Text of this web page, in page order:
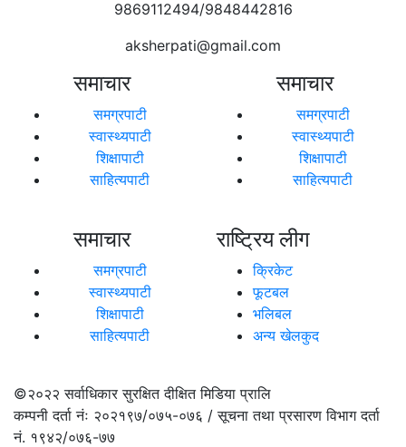
9869112494/9848442816
aksherpati@gmail.com
समाचार
समग्रपाटी
स्वास्थ्यपाटी
शिक्षापाटी
साहित्यपाटी
समाचार
समग्रपाटी
स्वास्थ्यपाटी
शिक्षापाटी
साहित्यपाटी
समाचार
समग्रपाटी
स्वास्थ्यपाटी
शिक्षापाटी
साहित्यपाटी
राष्ट्रिय लीग
क्रिकेट
फूटबल
भलिबल
अन्य खेलकुद
©२०२२सर्वाधिकार सुरक्षित दीक्षित मिडिया प्रालि
कम्पनी दर्ता नंः २०२१९७/०७५-०७६ / सूचना तथा प्रसारण विभाग दर्ता
नं. १९४२/०७६-७७